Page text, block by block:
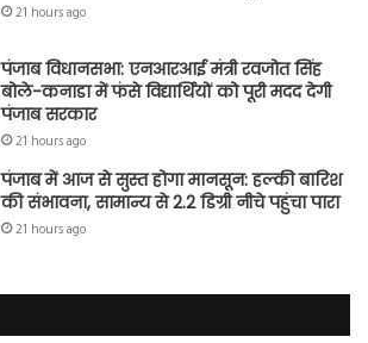
21 hours ago
पंजाब विधानसभा: एनआरआई मंत्री रवजोत सिंह
बोले-कनाडा में फंसे विद्यार्थियों को पूरी मदद देगी
पंजाब सरकार
21 hours ago
पंजाब में आज से सुस्त होगा मानसून: हल्की बारिश
की संभावना, सामान्य से 2.2 डिग्री नीचे पहुंचा पारा
21 hours ago